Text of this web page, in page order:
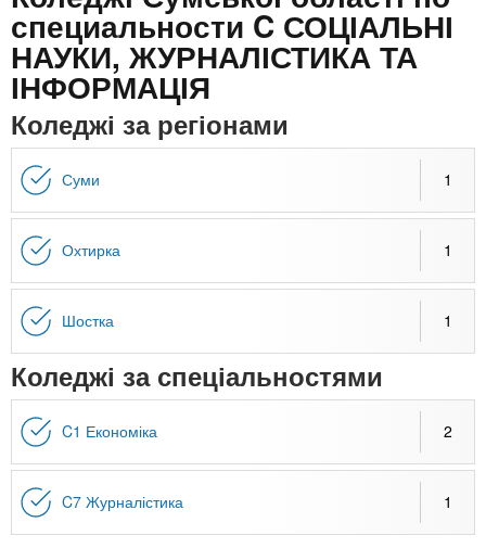
n
t
s
.
i
n
f
o
и
х
з
а
к
д
в
Онлайн курси
За кордоном
специальности C СОЦІАЛЬНІ
НАУКИ, ЖУРНАЛІСТИКА ТА
ІНФОРМАЦІЯ
Коледжі за регіонами
Суми 1
Охтирка 1
Шостка 1
Коледжі за спеціальностями
C1 Економіка 2
C7 Журналістика 1